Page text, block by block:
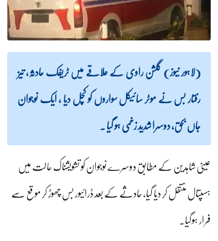
(لاہور نیوز) گلشن راوی کے علاقے میں ٹریفک حادثہ، تیز
رفتار بس نے موٹر سائیکل سواروں کو کچل دیا ، ایک نوجوان
جاں بحق، دوسرا شدید زخمی ہو گیا ۔
عینی شاہدین کے مطابق دوسرے نوجوان کو تشویشناک حالت میں
ہسپتال منتقل کر دیا گیا، حادثے کے بعد ڈرائیور بس چھوڑ کر موقع سے
فرار ہوگیا۔